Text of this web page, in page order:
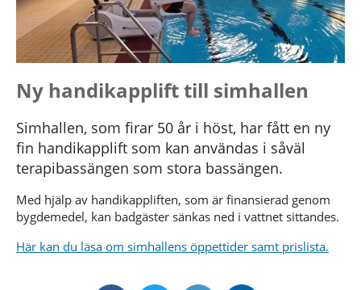
Ny handikapplift till simhallen
Simhallen, som firar 50 år i höst, har fått en ny
fin handikapplift som kan användas i såväl
terapibassängen som stora bassängen.
Med hjälp av handikappliften, som är finansierad genom
bygdemedel, kan badgäster sänkas ned i vattnet sittandes.
Här kan du läsa om simhallens öppettider samt prislista.